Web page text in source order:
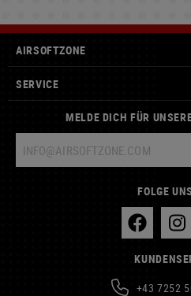
AIRSOFTZONE
SERVICE
MELDE DICH FÜR
FOLGE
+43 7252